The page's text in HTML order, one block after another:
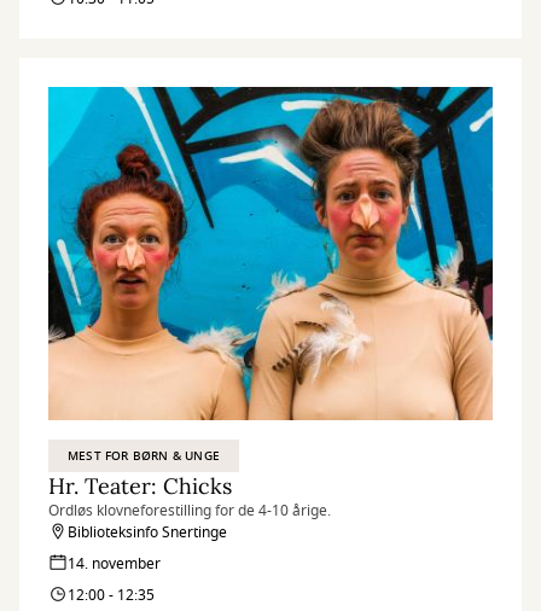
MEST FOR BØRN & UNGE
Hr. Teater: Chicks
Ordløs klovneforestilling for de 4-10 årige.
Biblioteksinfo Snertinge
14. november
12:00 - 12:35